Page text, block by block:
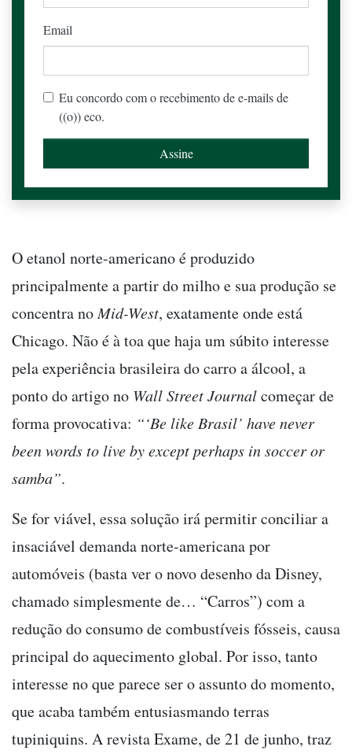
Email
Eu concordo com o recebimento de e-mails de
((o)) eco.
O etanol norte-americano é produzido
principalmente a partir do milho e sua produção se
concentra noMid-West, exatamente onde está
Chicago. Não é à toa que haja um súbito interesse
pela experiência brasileira do carro a álcool, a
ponto do artigo no Wall Street Journalcomeçar de
forma provocativa: “‘Be like Brasil’ have never
been words to live by except perhaps in soccer or
samba”.
Se for viável, essa solução irá permitir conciliar a
insaciável demanda norte-americana por
automóveis (basta ver o novo desenho da Disney,
chamado simplesmente de… “Carros”) com a
redução do consumo de combustíveis fósseis, causa
principal do aquecimento global. Por isso, tanto
interesse no que parece ser o assunto do momento,
que acaba também entusiasmando terras
tupiniquins. A revista Exame, de 21 de junho, traz